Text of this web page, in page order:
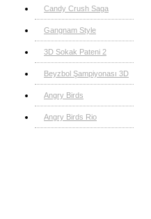
Candy Crush Saga
Gangnam Style
3D Sokak Pateni 2
Beyzbol Şampiyonası 3D
Angry Birds
Angry Birds Rio